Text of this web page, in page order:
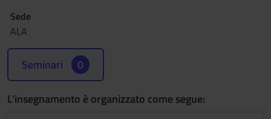
Sede
ALA
Seminari 0
L'insegnamento è organizzato come segue: